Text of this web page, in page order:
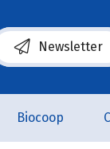
Newsletter
dans une
Biocoop